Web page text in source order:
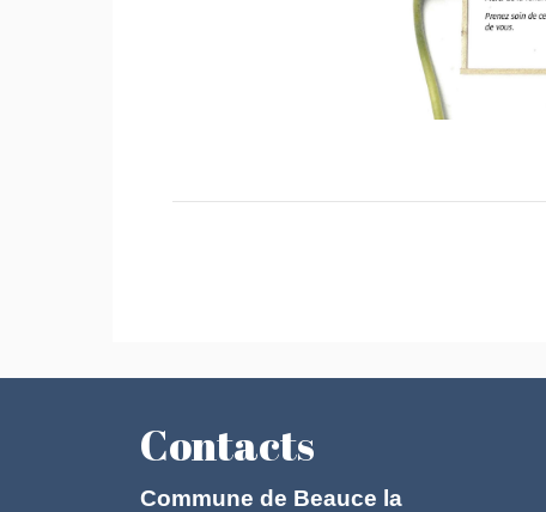
Contacts
Commune de Beauce la